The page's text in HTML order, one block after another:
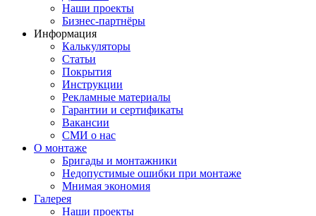
Наши проекты
Бизнес-партнёры
Информация
Калькуляторы
Статьи
Покрытия
Инструкции
Рекламные материалы
Гарантии и сертификаты
Вакансии
СМИ о нас
О монтаже
Бригады и монтажники
Недопустимые ошибки при монтаже
Мнимая экономия
Галерея
Наши проекты